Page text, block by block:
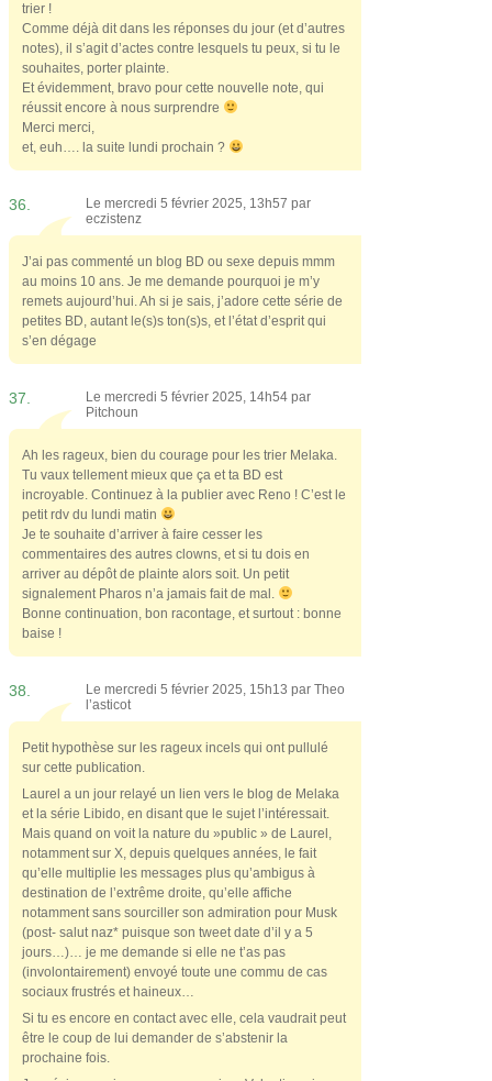
trier !
Comme déjà dit dans les réponses du jour (et d’autres
notes), il s’agit d’actes contre lesquels tu peux, si tu le
souhaites, porter plainte.
Et évidemment, bravo pour cette nouvelle note, qui
réussit encore à nous surprendre
Merci merci,
et, euh…. la suite lundi prochain ?
36.
Le mercredi 5 février 2025, 13h57 par
eczistenz
J’ai pas commenté un blog BD ou sexe depuis mmm
au moins 10 ans. Je me demande pourquoi je m’y
remets aujourd’hui. Ah si je sais, j’adore cette série de
petites BD, autant le(s)s ton(s)s, et l’état d’esprit qui
s’en dégage
37.
Le mercredi 5 février 2025, 14h54 par
Pitchoun
Ah les rageux, bien du courage pour les trier Melaka.
Tu vaux tellement mieux que ça et ta BD est
incroyable. Continuez à la publier avec Reno ! C’est le
petit rdv du lundi matin
Je te souhaite d’arriver à faire cesser les
commentaires des autres clowns, et si tu dois en
arriver au dépôt de plainte alors soit. Un petit
signalement Pharos n’a jamais fait de mal.
Bonne continuation, bon racontage, et surtout : bonne
baise !
38. Le mercredi 5 février 2025, 15h13 par Theo
l’asticot
Petit hypothèse sur les rageux incels qui ont pullulé
sur cette publication.
Laurel a un jour relayé un lien vers le blog de Melaka
et la série Libido, en disant que le sujet l’intéressait.
Mais quand on voit la nature du »public » de Laurel,
notamment sur X, depuis quelques années, le fait
qu’elle multiplie les messages plus qu’ambigus à
destination de l’extrême droite, qu’elle affiche
notamment sans sourciller son admiration pour Musk
(post- salut naz* puisque son tweet date d’il y a 5
jours…)… je me demande si elle ne t’as pas
(involontairement) envoyé toute une commu de cas
sociaux frustrés et haineux…
Si tu es encore en contact avec elle, cela vaudrait peut
être le coup de lui demander de s’abstenir la
prochaine fois.